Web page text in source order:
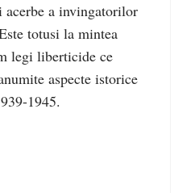
acerbe a invingatorilor
totusi la mintea
legi liberticide ce
aspecte istorice
1945.